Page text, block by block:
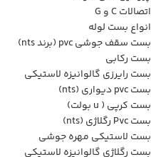
اتصالات C و G
انواع بست لوله
بست سقف جوشی pvc (برند nts)
بست رکابی
بست رایرزی گالوانیزه لاستیکی
بست pvc دیواری (nts)
بست کرپی ( u بولت)
بست Pvc رگلاژی (nts)
بست لاستیکی مهره جوشی
بست رگلاژی گالوانیزه لاستیکی